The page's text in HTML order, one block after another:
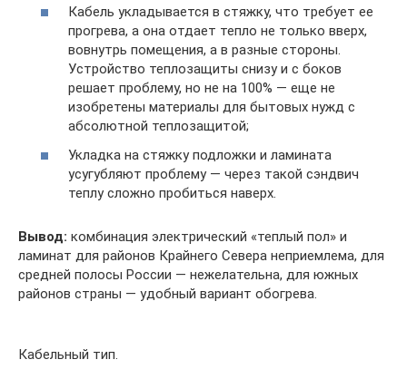
Кабель укладывается в стяжку, что требует ее
прогрева, а она отдает тепло не только вверх,
вовнутрь помещения, а в разные стороны.
Устройство теплозащиты снизу и с боков
решает проблему, но не на 100% — еще не
изобретены материалы для бытовых нужд с
абсолютной теплозащитой;
Укладка на стяжку подложки и ламината
усугубляют проблему — через такой сэндвич
теплу сложно пробиться наверх.
Вывод: комбинация электрический «теплый пол» и
ламинат для районов Крайнего Севера неприемлема, для
средней полосы России — нежелательна, для южных
районов страны — удобный вариант обогрева.
Кабельный тип.